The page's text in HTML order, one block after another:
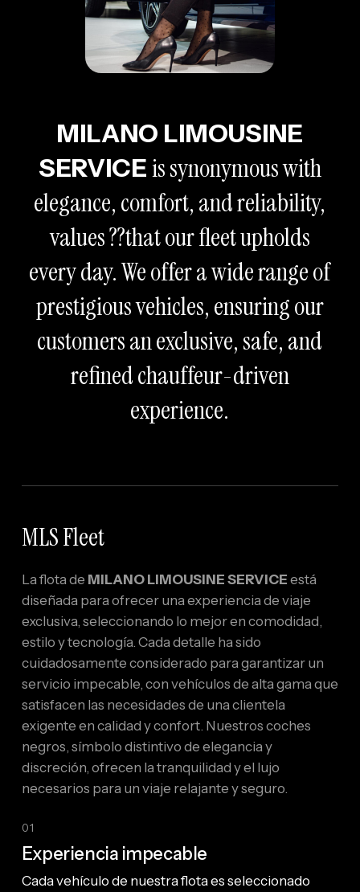
MILANO LIMOUSINE
SERVICEis synonymous with
elegance, comfort, and reliability,
values ??that our fleet upholds
every day. We offer a wide range of
prestigious vehicles, ensuring our
customers an exclusive, safe, and
refined chauffeur-driven
experience.
MLS Fleet
La flota de MILANO LIMOUSINE SERVICE está
diseñada para ofrecer una experiencia de viaje
exclusiva, seleccionando lo mejor en comodidad,
estilo y tecnología. Cada detalle ha sido
cuidadosamente considerado para garantizar un
servicio impecable, con vehículos de alta gama que
satisfacen las necesidades de una clientela
exigente en calidad y confort. Nuestros coches
negros, símbolo distintivo de elegancia y
discreción, ofrecen la tranquilidad y el lujo
necesarios para un viaje relajante y seguro.
01
Experiencia impecable
Cada vehículo de nuestra flota es seleccionado